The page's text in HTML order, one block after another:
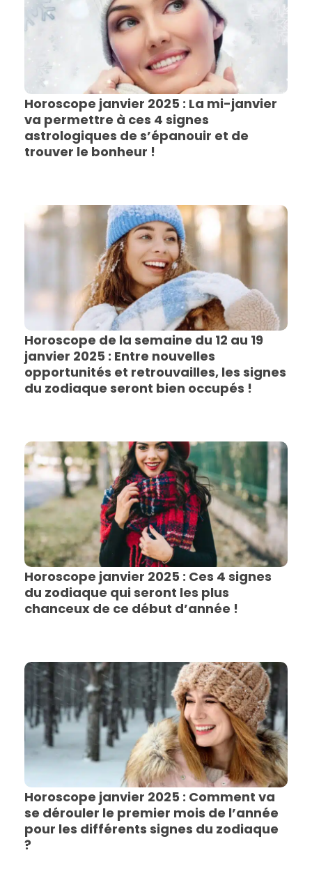
Horoscope janvier 2025 : La mi-janvier
va permettre à ces 4 signes
astrologiques de s’épanouir et de
trouver le bonheur !
Horoscope de la semaine du 12 au 19
janvier 2025 : Entre nouvelles
opportunités et retrouvailles, les signes
du zodiaque seront bien occupés !
Horoscope janvier 2025 : Ces 4 signes
du zodiaque qui seront les plus
chanceux de ce début d’année !
Horoscope janvier 2025 : Comment va
se dérouler le premier mois de l’année
pour les différents signes du zodiaque
?